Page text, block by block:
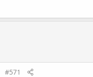
#571